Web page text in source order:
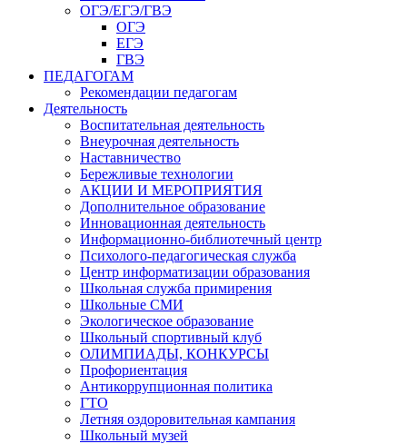
ОГЭ/ЕГЭ/ГВЭ
ОГЭ
ЕГЭ
ГВЭ
ПЕДАГОГАМ
Рекомендации педагогам
Деятельность
Воспитательная деятельность
Внеурочная деятельность
Наставничество
Бережливые технологии
АКЦИИ И МЕРОПРИЯТИЯ
Дополнительное образование
Инновационная деятельность
Информационно-библиотечный центр
Психолого-педагогическая служба
Центр информатизации образования
Школьная служба примирения
Школьные СМИ
Экологическое образование
Школьный спортивный клуб
ОЛИМПИАДЫ, КОНКУРСЫ
Профориентация
Антикоррупционная политика
ГТО
Летняя оздоровительная кампания
Школьный музей